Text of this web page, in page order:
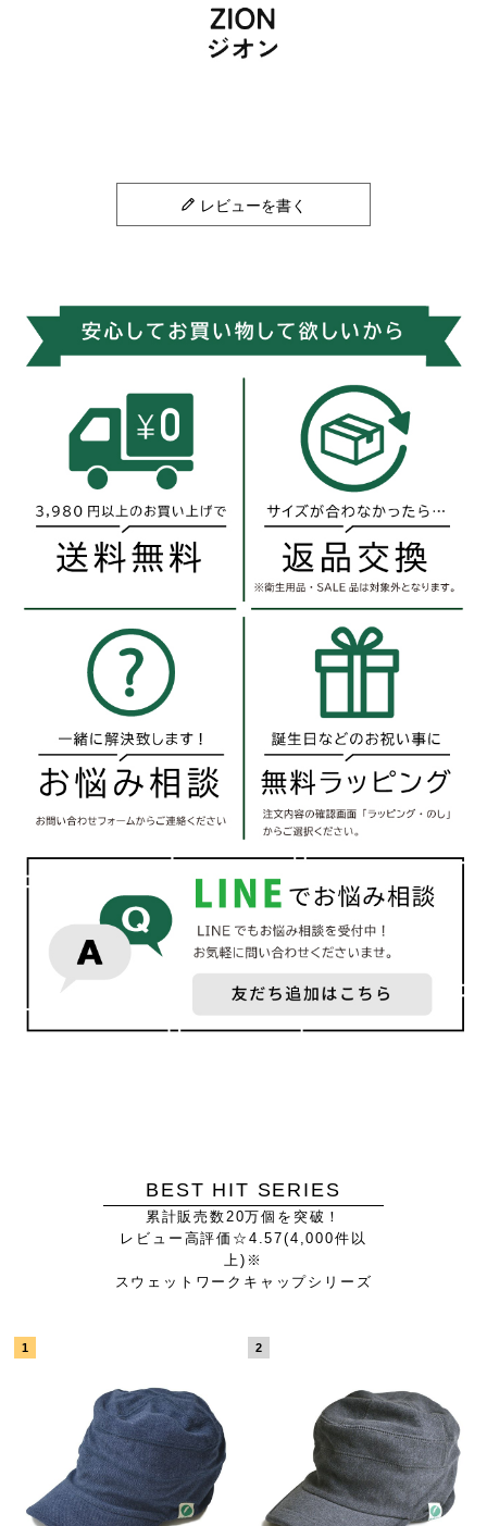
レビューを書く
BEST HIT SERIES
累計販売数20万個を突破！
レビュー高評価☆4.57(4,000件以
上)※
スウェットワークキャップシリーズ